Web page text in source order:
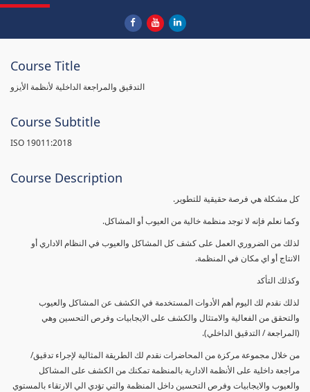
Course Title
التدقيق والمراجعة الداخلية لأنظمة الأيزو
Course Subtitle
ISO 19011:2018
Course Description
كل مشكلة هي فرصة حقيقية للتطوير.
وكما نعلم فإنه لا توجد منظمة خالية من العيوب أو المشاكل.
لذلك من الضروري العمل على كشف كل المشاكل والعيوب في النظام الاداري أو
الانتاج أو اي مكان في المنظمة.
وكذلك التأكد
لذلك نقدم لك اليوم أهم الأدوات المستخدمة في الكشف عن المشاكل والعيوب
والتحقق من الفعالية والامتثال والكشف على الايجابيات وفرص التحسين وهي
(المراجعة / التدقيق الداخلي).
من خلال مجموعة مركزة من المحاضرات نقدم لك الطريقة المثالية لإجراء تدقيق/
مراجعة داخلية على الأنظمة الادارية بالمنظمة تمكنك من الكشف على المشاكل
والعيوب والايجابيات وفرص التحسين داخل المنظمة والتي تؤدي الي الارتقاء بالمستوي